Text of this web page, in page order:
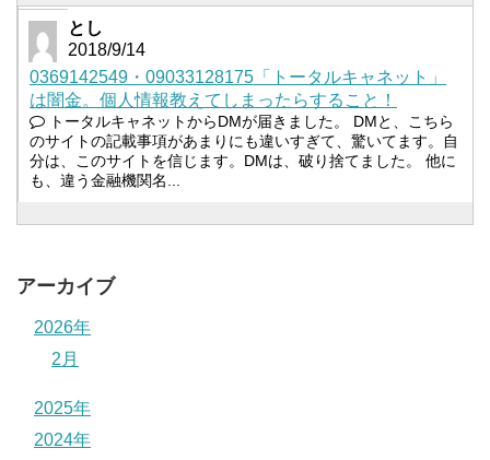
とし
2018/9/14
0369142549・09033128175「トータルキャネット」
は闇金。個人情報教えてしまったらすること！
トータルキャネットからDMが届きました。 DMと、こちら
のサイトの記載事項があまりにも違いすぎて、驚いてます。自
分は、このサイトを信じます。DMは、破り捨てました。 他に
も、違う金融機関名...
アーカイブ
2026年
2月
2025年
2024年